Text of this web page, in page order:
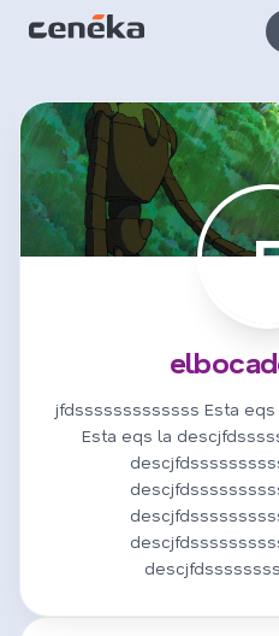
jfdsssssssssssss Esta
Esta eqs la